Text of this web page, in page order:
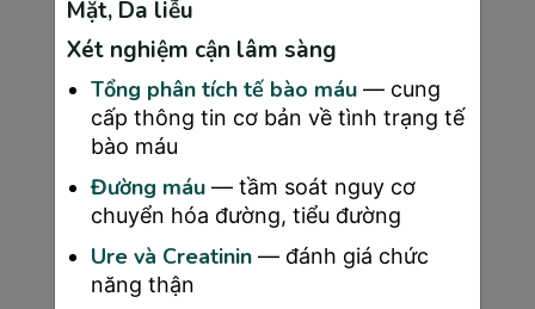
đoán xác định. BI-RADS 6 là trường hợp đã
được chẩn đoán ung thư, theo dõi điều trị.
Bác sĩ sẽ giải thích chi tiết kết quả và đưa ra kế
hoạch theo dõi phù hợp. Đối với kết quả bình
thường, lịch tầm soát tiếp theo thường sau
12-24 tháng. Trường hợp nghi ngờ, có thể cần
tái khám sau 3-6 tháng hoặc sinh thiết ngay.
Mặt, Da liễu
Xét nghiệm cận lâm sàng
Tổng phân tích tế bào máu— cung
cấp thông tin cơ bản về tình trạng tế
bào máu
Đường máu— tầm soát nguy cơ
chuyển hóa đường, tiểu đường
Ure và Creatinin— đánh giá chức
năng thận